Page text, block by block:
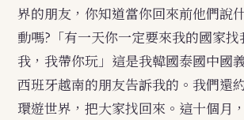
界的朋友，你知道當你回來前他們說
動嗎?「有一天你一定要來我的國家
我，我帶你玩」這是我韓國泰國中國
西班牙越南的朋友告訴我的。我們還
環遊世界，把大家找回來。這十個月